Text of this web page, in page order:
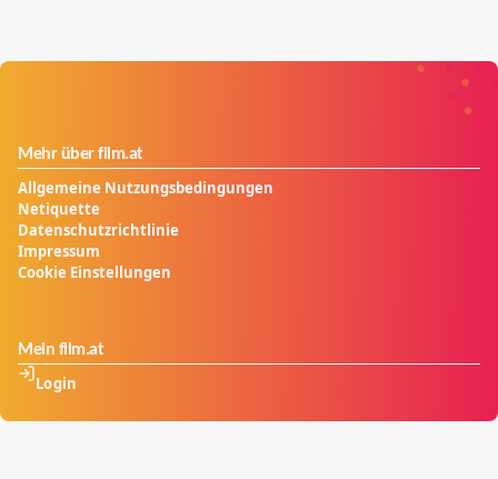
Mehr über film.at
Allgemeine Nutzungsbedingungen
Netiquette
Datenschutzrichtlinie
Impressum
Cookie Einstellungen
Mein film.at
Login